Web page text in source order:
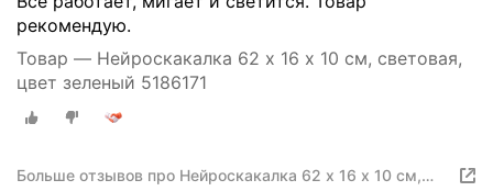
рекомендую.
Товар — Нейроскакалка 62 х 16 х 10 см, световая,
цвет зеленый 5186171
Больше отзывов про Нейроскакалка 62 х 16 х 10 см,